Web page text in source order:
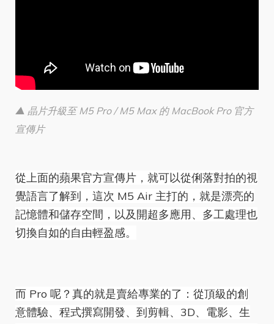
▲ 晶片升級至 M5 Pro / M5 Max 的 MacBook Pro 官方
宣傳片
從上面的蘋果官方宣傳片，就可以從俐落對拍的視
覺語言了解到，這次 M5 Air 主打的，就是漂亮的
記憶體和儲存空間，以及開超多應用、多工處理也
切換自如的自由輕盈感。
而 Pro 呢？真的就是賣給專業的了：從頂級的創
意體驗、程式撰寫開發、到剪輯、3D、電影、生